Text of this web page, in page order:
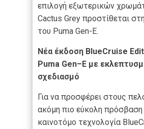
επιλογή εξωτερικών
Cactus Grey προστίθεται
του Puma Gen-E.
Νέα έκδοση BlueCruise
Puma Gen–E με
σχεδιασμό
Για να προσφέρει στους
ακόμη πιο εύκολη
καινοτόμο τεχνολογία